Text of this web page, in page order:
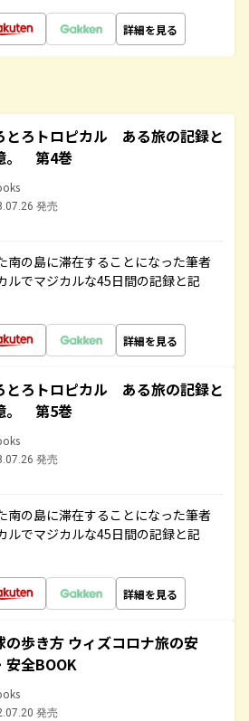
詳細を見る
とろトロピカル ある旅の記録と
。 第4巻
発売
南の島に滞在することになった筆者
ルでマジカルな45日間の記録と記
詳細を見る
とろトロピカル ある旅の記録と
。 第5巻
発売
南の島に滞在することになった筆者
ルでマジカルな45日間の記録と記
詳細を見る
の歩き方 ウィズコロナ旅の安
安全BOOK
発売